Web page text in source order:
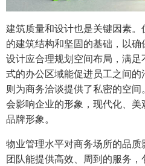
建筑质量和设计也是关键因素
的建筑结构和坚固的基础，以
设计应合理规划空间布局，满
式的办公区域能促进员工之间
则为商务洽谈提供了私密的空
会影响企业的形象，现代化、
品牌形象。
物业管理水平对商务场所的品
团队能提供高效、周到的服务